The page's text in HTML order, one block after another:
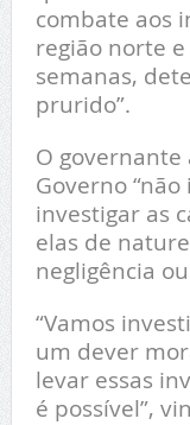
combate aos
região norte
semanas,
prurido”.
O governante
Governo
investigar as
elas de
negligência
“Vamos
um dever
levar essas
é possível”,